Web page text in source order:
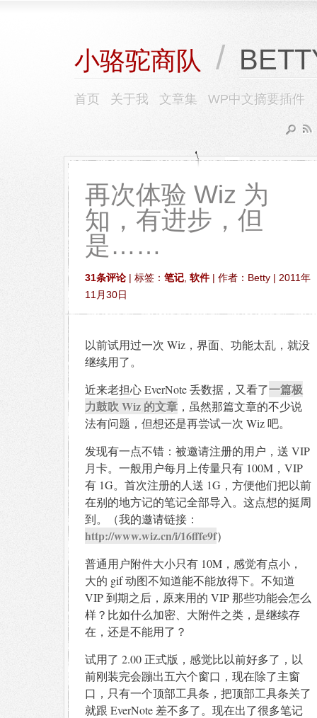
小骆驼商队 /
首页 关于我 文章集 WP中文摘要插件
再次体验 Wiz 为
知，有进步，但
是……
31条评论 | 标签： 笔记 软件| 作者：Betty | 2011年
11月30日
以前试用过一次 Wiz，界面、功能太乱，就没
继续用了。
近来老担心 EverNote 丢数据，又看了一篇极
力鼓吹 Wiz 的文章 ，虽然那篇文章的不少说
法有问题，但想还是再尝试一次 Wiz 吧。
发现有一点不错：被邀请注册的用户，送 VIP
月卡。一般用户每月上传量只有 100M，VIP
有 1G。首次注册的人送 1G，方便他们把以前
在别的地方记的笔记全部导入。这点想的挺周
到。（我的邀请链接：
http://www.wiz.cn/i/16fffe9f）
普通用户附件大小只有 10M，感觉有点小，
大的 gif 动图不知道能不能放得下。不知道
VIP 到期之后，原来用的 VIP 那些功能会怎么
样？比如什么加密、大附件之类，是继续存
在，还是不能用了？
试用了 2.00 正式版，感觉比以前好多了，以
前刚装完会蹦出五六个窗口，现在除了主窗
口，只有一个顶部工具条，把顶部工具条关了
就跟 EverNote 差不多了。现在出了很多笔记